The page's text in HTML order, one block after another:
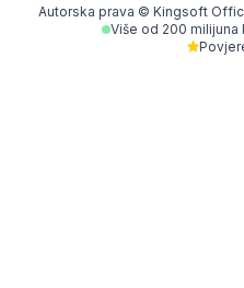
Autorska prava © Kingsoft
Više od 200